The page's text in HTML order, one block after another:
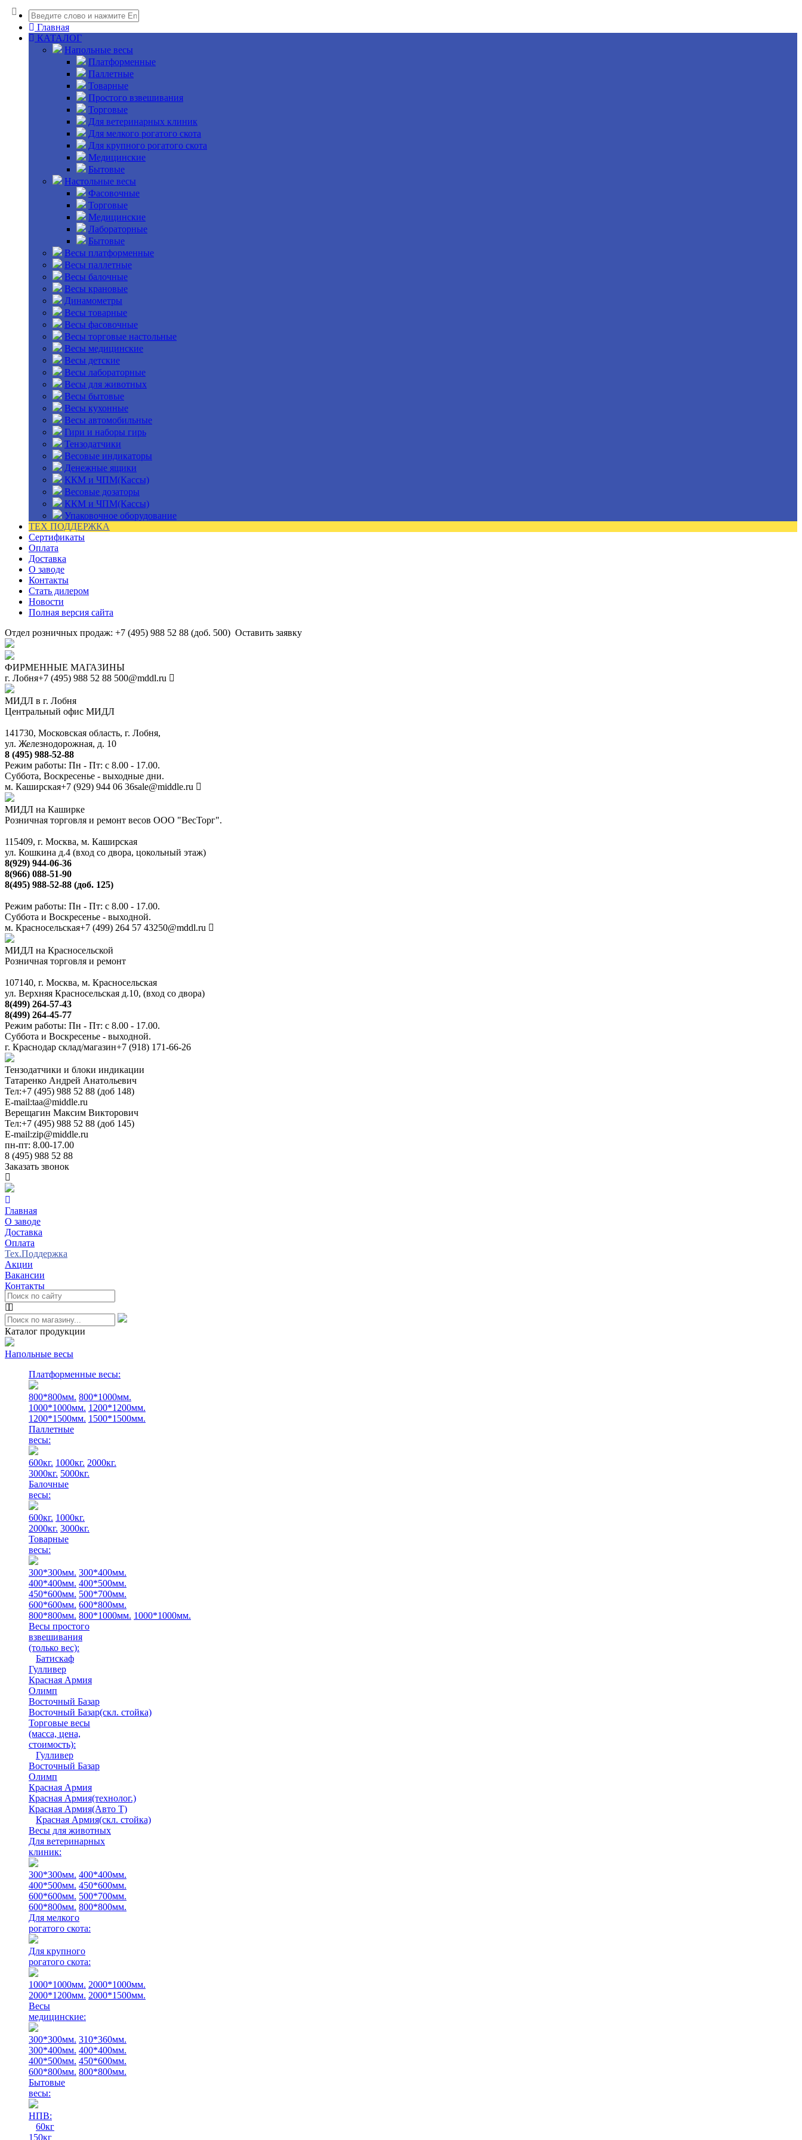
Главная
КАТАЛОГ
Напольные весы
Платформенные
Паллетные
Товарные
Простого взвешивания
Торговые
Для ветеринарных клиник
Для мелкого рогатого скота
Для крупного рогатого скота
Медицинские
Бытовые
Настольные весы
Фасовочные
Торговые
Медицинские
Лабораторные
Бытовые
Весы платформенные
Весы паллетные
Весы балочные
Весы крановые
Динамометры
Весы товарные
Весы фасовочные
Весы торговые настольные
Весы медицинские
Весы детские
Весы лабораторные
Весы для животных
Весы бытовые
Весы кухонные
Весы автомобильные
Гири и наборы гирь
Тензодатчики
Весовые индикаторы
Денежные ящики
ККМ и ЧПМ(Кассы)
Весовые дозаторы
ККМ и ЧПМ(Кассы)
Упаковочное оборудование
ТЕХ ПОДДЕРЖКА
Сертификаты
Оплата
Доставка
О заводе
Контакты
Стать дилером
Новости
Полная версия сайта
Отдел розничных продаж: +7 (495) 988 52 88 (доб. 500) Оставить заявку
ФИРМЕННЫЕ МАГАЗИНЫ
г. Лобня+7 (495) 988 52 88 500@mddl.ru
МИДЛ в г. Лобня
Центральный офис МИДЛ
141730, Московская область, г. Лобня,
ул. Железнодорожная, д. 10
8 (495) 988-52-88
Режим работы: Пн - Пт: с 8.00 - 17.00.
Суббота, Воскресенье - выходные дни.
м. Каширская+7 (929) 944 06 36sale@middle.ru
МИДЛ на Каширке
Розничная торговля и ремонт весов ООО "ВесТорг".
115409, г. Москва, м. Каширская
ул. Кошкина д.4 (вход со двора, цокольный этаж)
8(929) 944-06-36
8(966) 088-51-90
8(495) 988-52-88 (доб. 125)
Режим работы: Пн - Пт: с 8.00 - 17.00.
Суббота и Воскресенье - выходной.
м. Красносельская+7 (499) 264 57 43250@mddl.ru
МИДЛ на Красносельской
Розничная торговля и ремонт
107140, г. Москва, м. Красносельская
ул. Верхняя Красносельская д.10, (вход со двора)
8(499) 264-57-43
8(499) 264-45-77
Режим работы: Пн - Пт: с 8.00 - 17.00.
Суббота и Воскресенье - выходной.
г. Краснодар склад/магазин+7 (918) 171-66-26
Тензодатчики и блоки индикации
Татаренко Андрей Анатольевич
Тел:+7 (495) 988 52 88 (доб 148)
E-mail:taa@middle.ru
Верещагин Максим Викторович
Тел:+7 (495) 988 52 88 (доб 145)
E-mail:zip@middle.ru
пн-пт: 8.00-17.00
8 (495) 988 52 88
Заказать звонок
Главная
О заводе
Доставка
Оплата
Тех.Поддержка
Акции
Вакансии
Контакты
Каталог продукции
Напольные весы
Платформенные весы:
800*800мм. 800*1000мм.
1000*1000мм. 1200*1200мм.
1200*1500мм. 1500*1500мм.
Паллетные
весы:
600кг. 1000кг. 2000кг.
3000кг. 5000кг.
Балочные
весы:
600кг. 1000кг.
2000кг. 3000кг.
Товарные
весы:
300*300мм. 300*400мм.
400*400мм. 400*500мм.
450*600мм. 500*700мм.
600*600мм. 600*800мм.
800*800мм. 800*1000мм. 1000*1000мм.
Весы простого
взвешивания
(только вес):
Батискаф
Гулливер
Красная Армия
Олимп
Восточный Базар
Восточный Базар(скл. стойка)
Торговые весы
(масса, цена,
стоимость):
Гулливер
Восточный Базар
Олимп
Красная Армия
Красная Армия(технолог.)
Красная Армия(Авто Т)
Красная Армия(скл. стойка)
Весы для животных
Для ветеринарных
клиник:
300*300мм. 400*400мм.
400*500мм. 450*600мм.
600*600мм. 500*700мм.
600*800мм. 800*800мм.
Для мелкого
рогатого скота:
Для крупного
рогатого скота:
1000*1000мм. 2000*1000мм.
2000*1200мм. 2000*1500мм.
Весы
медицинские:
300*300мм. 310*360мм.
300*400мм. 400*400мм.
400*500мм. 450*600мм.
600*800мм. 800*800мм.
Бытовые
весы:
НПВ:
60кг
150кг